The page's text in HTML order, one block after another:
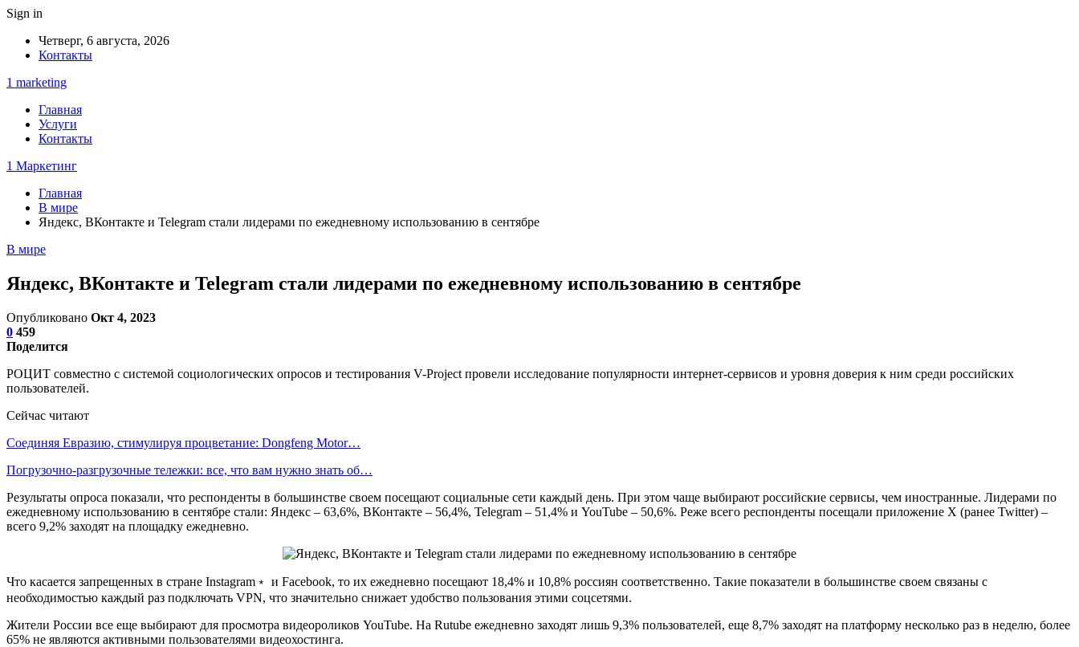
Sign in
Четверг, 6 августа, 2026
Контакты
1 marketing
Главная
Услуги
Контакты
1 Маркетинг
Главная
В мире
Яндекс, ВКонтакте и Telegram стали лидерами по ежедневному использованию в сентябре
В мире
Яндекс, ВКонтакте и Telegram стали лидерами по ежедневному использованию в сентябре
Опубликовано Окт 4, 2023
0 459
Поделится
РОЦИТ совместно с системой социологических опросов и тестирования V-Project провели исследование популярности интернет-сервисов и уровня доверия к ним среди российских
пользователей.
Сейчас читают
Соединяя Евразию, стимулируя процветание: Dongfeng Motor…
Погрузочно-разгрузочные тележки: все, что вам нужно знать об…
Результаты опроса показали, что респонденты в большинстве своем посещают социальные сети каждый день. При этом чаще выбирают российские сервисы, чем иностранные. Лидерами по
ежедневному использованию в сентябре стали: Яндекс – 63,6%, ВКонтакте – 56,4%, Telegram – 51,4% и YouTube – 50,6%. Реже всего респонденты посещали приложение X (ранее Twitter) –
всего 9,2% заходят на площадку ежедневно.
Что касается запрещенных в стране Instagram﹡ и Facebook, то их ежедневно посещают 18,4% и 10,8% россиян соответственно. Такие показатели в большинстве своем связаны с
необходимостью каждый раз подключать VPN, что значительно снижает удобство пользования этими соцсетями.
Жители России все еще выбирают для просмотра видеороликов YouTube. На Rutube ежедневно заходят лишь 9,3% пользователей, еще 8,7% заходят на платформу несколько раз в неделю, более
65% не являются активными пользователями видеохостинга.